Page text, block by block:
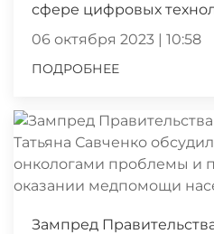
сфере цифровых
06 октября 2023 | 10:58
ПОДРОБНЕЕ
Зампред